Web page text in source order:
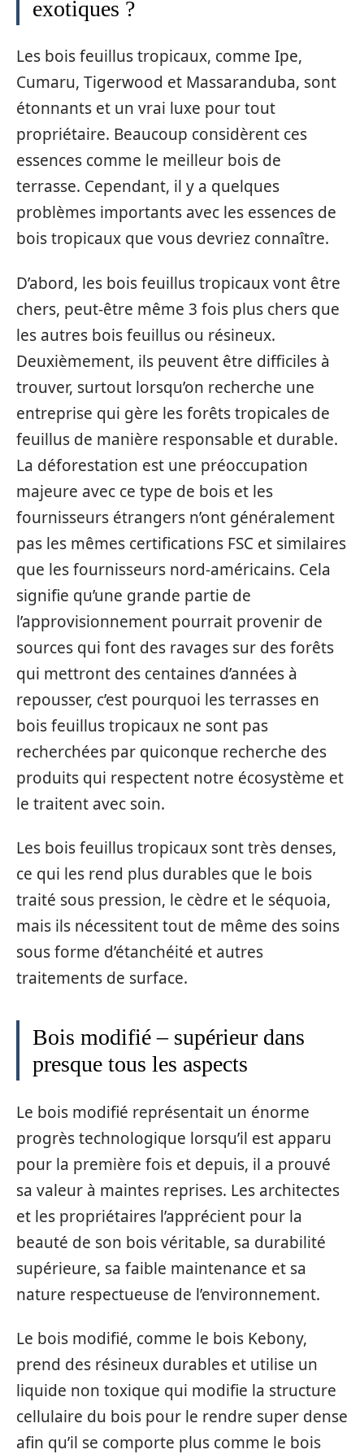
exotiques ?
Les bois feuillus tropicaux, comme Ipe,
Cumaru, Tigerwood et Massaranduba, sont
étonnants et un vrai luxe pour tout
propriétaire. Beaucoup considèrent ces
essences comme le meilleur bois de
terrasse. Cependant, il y a quelques
problèmes importants avec les essences de
bois tropicaux que vous devriez connaître.
D’abord, les bois feuillus tropicaux vont être
chers, peut-être même 3 fois plus chers que
les autres bois feuillus ou résineux.
Deuxièmement, ils peuvent être difficiles à
trouver, surtout lorsqu’on recherche une
entreprise qui gère les forêts tropicales de
feuillus de manière responsable et durable.
La déforestation est une préoccupation
majeure avec ce type de bois et les
fournisseurs étrangers n’ont généralement
pas les mêmes certifications FSC et similaires
que les fournisseurs nord-américains. Cela
signifie qu’une grande partie de
l’approvisionnement pourrait provenir de
sources qui font des ravages sur des forêts
qui mettront des centaines d’années à
repousser, c’est pourquoi les terrasses en
bois feuillus tropicaux ne sont pas
recherchées par quiconque recherche des
produits qui respectent notre écosystème et
le traitent avec soin.
Les bois feuillus tropicaux sont très denses,
ce qui les rend plus durables que le bois
traité sous pression, le cèdre et le séquoia,
mais ils nécessitent tout de même des soins
sous forme d’étanchéité et autres
traitements de surface.
Bois modifié – supérieur dans
presque tous les aspects
Le bois modifié représentait un énorme
progrès technologique lorsqu’il est apparu
pour la première fois et depuis, il a prouvé
sa valeur à maintes reprises. Les architectes
et les propriétaires l’apprécient pour la
beauté de son bois véritable, sa durabilité
supérieure, sa faible maintenance et sa
nature respectueuse de l’environnement.
Le bois modifié, comme le bois Kebony,
prend des résineux durables et utilise un
liquide non toxique qui modifie la structure
cellulaire du bois pour le rendre super dense
afin qu’il se comporte plus comme le bois